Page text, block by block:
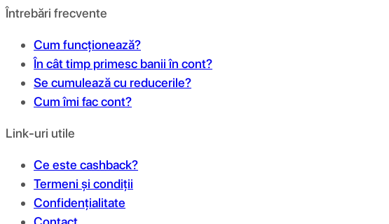
Întrebări frecvente
Cum funcționează?
În cât timp primesc banii în cont?
Se cumulează cu reducerile?
Cum îmi fac cont?
Link-uri utile
Ce este cashback?
Termeni și condiții
Confidențialitate